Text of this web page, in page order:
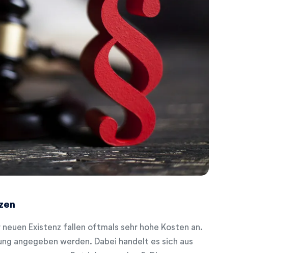
Existenz fallen oftmals sehr hohe Kosten an.
angegeben werden. Dabei handelt es sich aus